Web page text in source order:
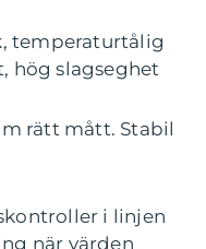
temperaturtålig
hög slagseghet
rätt mått. Stabil
i linjen
när värden